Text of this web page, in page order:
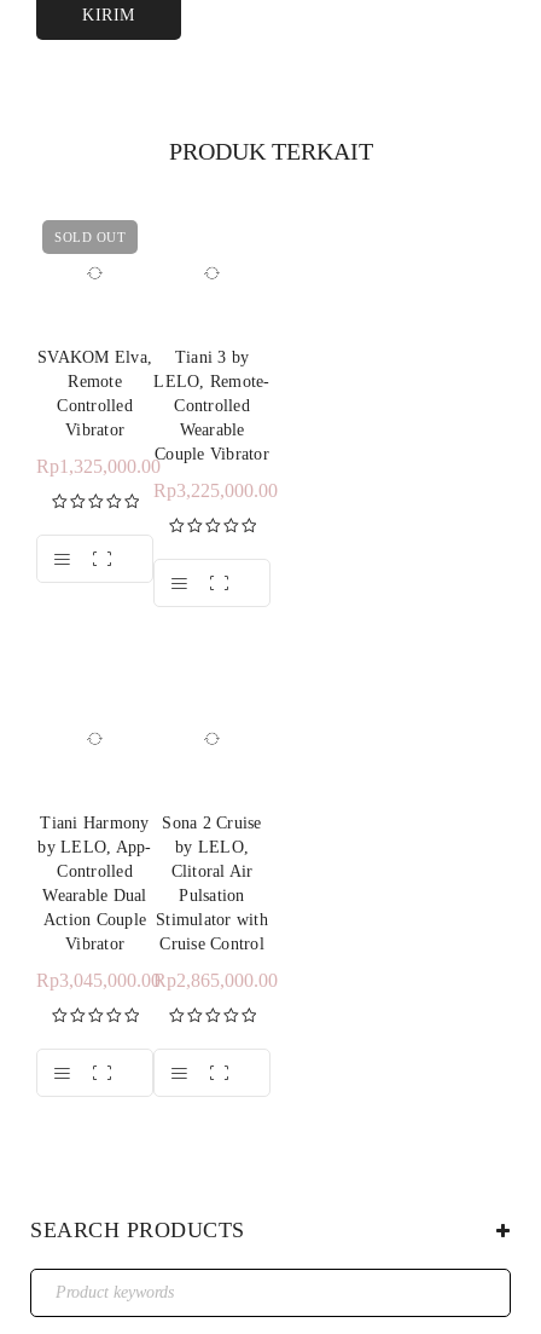
SEARCH PRODUCTS
PRODUK TERKAIT
SOLD OUT
SVAKOM Elva,
Remote
Controlled
Vibrator
Rp1,325,000.00
Dinilai5.00
dari 5
Tiani 3 by
LELO, Remote-
Controlled
Wearable
Couple Vibrator
Rp3,225,000.00
Dinilai5.00
dari 5
Tiani Harmony
by LELO, App-
Controlled
Wearable Dual
Action Couple
Vibrator
Rp3,045,000.00
Dinilai5.00
dari 5
Sona 2 Cruise
by LELO,
Clitoral Air
Pulsation
Stimulator with
Cruise Control
Rp2,865,000.00
Dinilai5.00
dari 5